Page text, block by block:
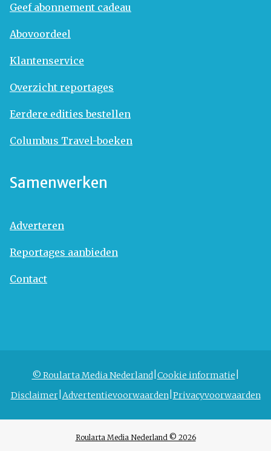
Geef abonnement cadeau
Abovoordeel
Klantenservice
Overzicht reportages
Eerdere edities bestellen
Columbus Travel-boeken
Samenwerken
Adverteren
Reportages aanbieden
Contact
© Roularta Media Nederland Cookie informatie
Disclaimer Advertentievoorwaarden Privacyvoorwaarden
Roularta Media Nederland © 2026